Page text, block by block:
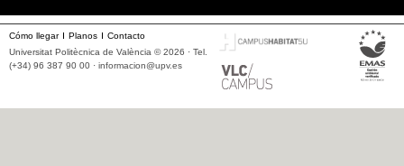
Cómo llegar Planos
Contacto
Universitat Politècnica de València © 2026 · Tel.
(+34) 96 387 90 00 · informacion@upv.es